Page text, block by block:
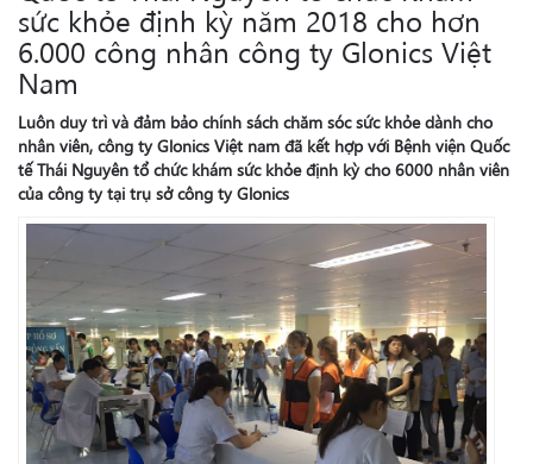
sức khỏe định kỳ năm 2018 cho hơn
6.000 công nhân công ty Glonics Việt
Nam
Luôn duy trì và đảm bảo chính sách chăm sóc sức khỏe dành cho
nhân viên, công ty Glonics Việt nam đã kết hợp với Bệnh viện Quốc
tế Thái Nguyên tổ chức khám sức khỏe định kỳ cho 6000 nhân viên
của công ty tại trụ sở công ty Glonics